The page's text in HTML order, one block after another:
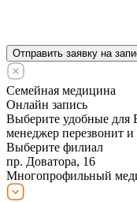
Отправить заявку на
Семейная медицина
Онлайн запись
Выберите удобные для
менеджер перезвонит
Выберите филиал
пр. Доватора, 16
Многопрофильный